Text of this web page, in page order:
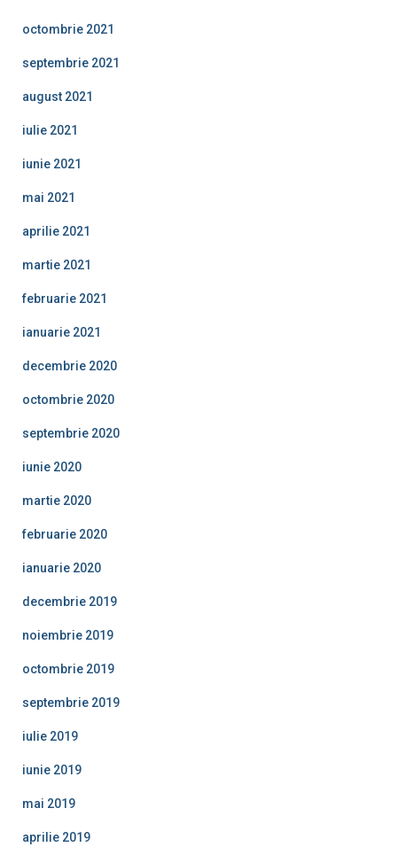
octombrie 2021
septembrie 2021
august 2021
iulie 2021
iunie 2021
mai 2021
aprilie 2021
martie 2021
februarie 2021
ianuarie 2021
decembrie 2020
octombrie 2020
septembrie 2020
iunie 2020
martie 2020
februarie 2020
ianuarie 2020
decembrie 2019
noiembrie 2019
octombrie 2019
septembrie 2019
iulie 2019
iunie 2019
mai 2019
aprilie 2019